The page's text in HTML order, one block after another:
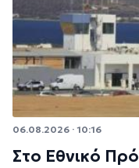
06.08.2026 · 10:16
Στο Εθνικό